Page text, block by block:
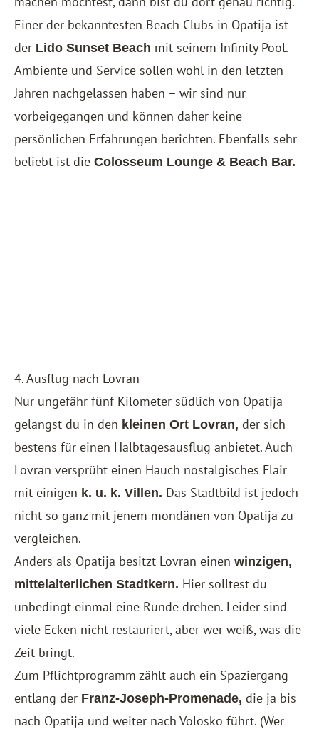
Einer der bekanntesten Beach Clubs in Opatija ist
der Lido Sunset Beach mit seinem Infinity Pool.
Ambiente und Service sollen wohl in den letzten
Jahren nachgelassen haben – wir sind nur
vorbeigegangen und können daher keine
persönlichen Erfahrungen berichten. Ebenfalls sehr
beliebt ist die Colosseum Lounge & Beach Bar.
4. Ausflug nach Lovran
Nur ungefähr fünf Kilometer südlich von Opatija
gelangst du in den kleinen Ort Lovran, der sich
bestens für einen Halbtagesausflug anbietet. Auch
Lovran versprüht einen Hauch nostalgisches Flair
mit einigen k. u. k. Villen. Das Stadtbild ist jedoch
nicht so ganz mit jenem mondänen von Opatija zu
vergleichen.
Anders als Opatija besitzt Lovran einen winzigen,
mittelalterlichen Stadtkern. Hier solltest du
unbedingt einmal eine Runde drehen. Leider sind
viele Ecken nicht restauriert, aber wer weiß, was die
Zeit bringt.
Zum Pflichtprogramm zählt auch ein Spaziergang
entlang der Franz-Joseph-Promenade, die ja bis
nach Opatija und weiter nach Volosko führt. (Wer